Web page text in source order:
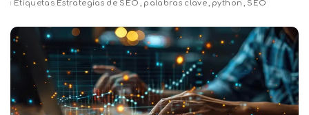
by
Etiquetas Estrategias de SEO palabras clave python SEO